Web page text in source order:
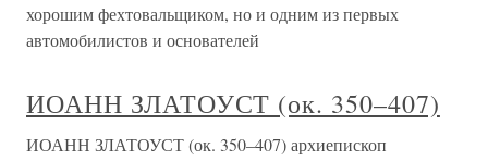
хорошим фехтовальщиком, но и одним из первых
автомобилистов и основателей
ИОАНН ЗЛАТОУСТ (ок. 350–407)
ИОАНН ЗЛАТОУСТ (ок. 350–407) архиепископ